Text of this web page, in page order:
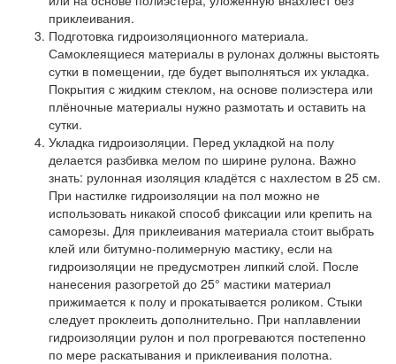
приклеивания.
Подготовка гидроизоляционного материала.
Самоклеящиеся материалы в рулонах должны выстоять
сутки в помещении, где будет выполняться их укладка.
Покрытия с жидким стеклом, на основе полиэстера или
плёночные материалы нужно размотать и оставить на
сутки.
Укладка гидроизоляции. Перед укладкой на полу
делается разбивка мелом по ширине рулона. Важно
знать: рулонная изоляция кладётся с нахлестом в 25 см.
При настилке гидроизоляции на пол можно не
использовать никакой способ фиксации или крепить на
саморезы. Для приклеивания материала стоит выбрать
клей или битумно-полимерную мастику, если на
гидроизоляции не предусмотрен липкий слой. После
нанесения разогретой до 25° мастики материал
прижимается к полу и прокатывается роликом. Стыки
следует проклеить дополнительно. При наплавлении
гидроизоляции рулон и пол прогреваются постепенно
по мере раскатывания и приклеивания полотна.